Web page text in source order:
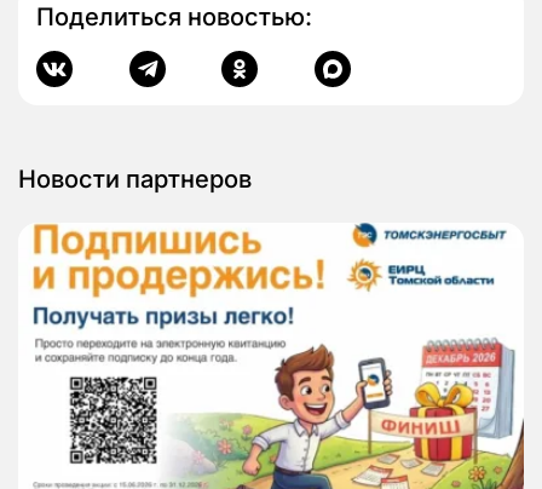
Поделиться новостью:
Новости партнеров